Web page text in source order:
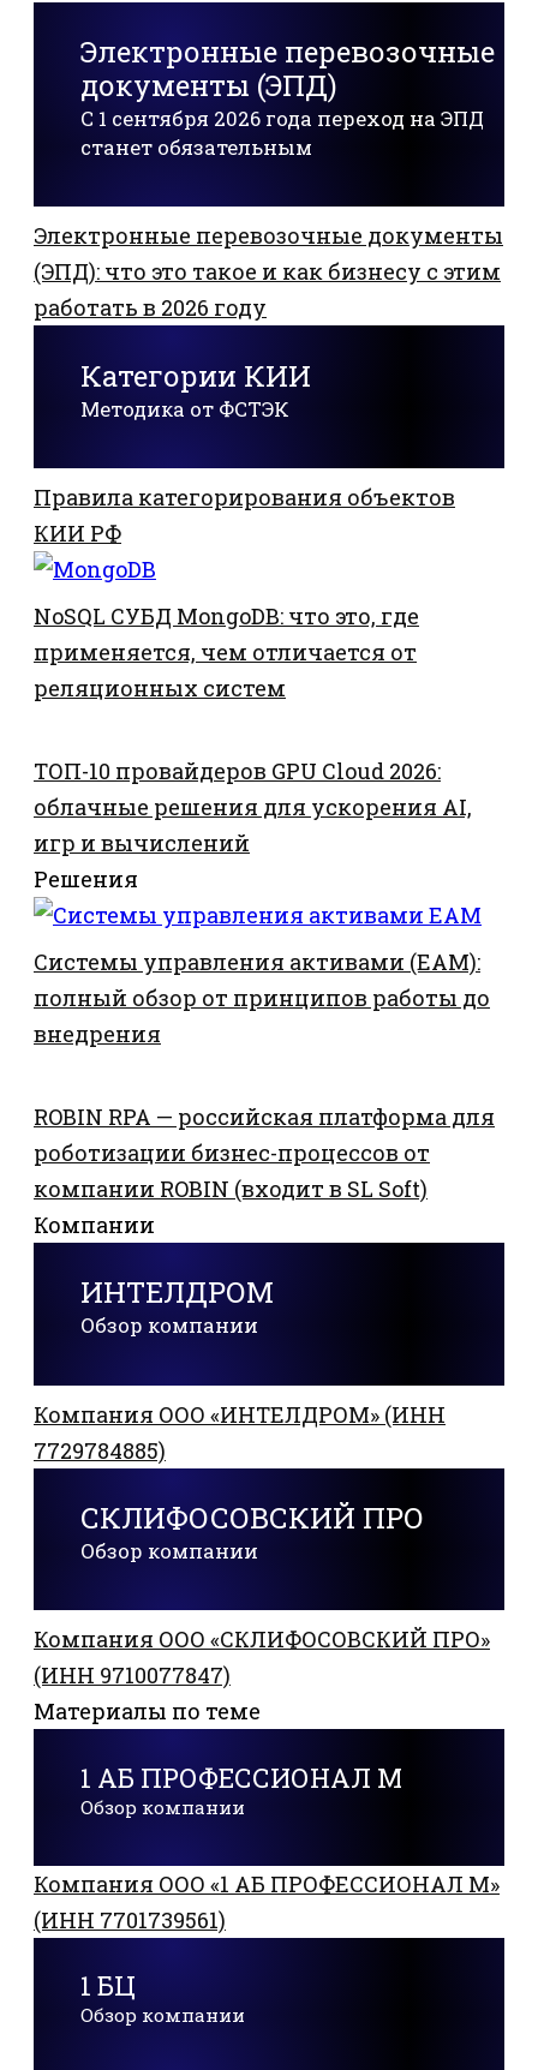
Электронные перевозочные
документы (ЭПД)
С 1 сентября 2026 года переход на ЭПД
станет обязательным
Электронные перевозочные документы
(ЭПД): что это такое и как бизнесу с этим
работать в 2026 году
Категории КИИ
Методика от ФСТЭК
Правила категорирования объектов
КИИ РФ
NoSQL СУБД MongoDB: что это, где
применяется, чем отличается от
реляционных систем
ТОП-10 провайдеров GPU Cloud 2026:
облачные решения для ускорения AI,
игр и вычислений
Решения
Системы управления активами (EAM):
полный обзор от принципов работы до
внедрения
ROBIN RPA — российская платформа для
роботизации бизнес-процессов от
компании ROBIN (входит в SL Soft)
Компании
ИНТЕЛДРОМ
Обзор компании
Компания ООО «ИНТЕЛДРОМ» (ИНН
7729784885)
СКЛИФОСОВСКИЙ ПРО
Обзор компании
Компания ООО «СКЛИФОСОВСКИЙ ПРО»
(ИНН 9710077847)
Материалы по теме
1 АБ ПРОФЕССИОНАЛ М
Обзор компании
Компания ООО «1 АБ ПРОФЕССИОНАЛ М»
(ИНН 7701739561)
1 БЦ
Обзор компании